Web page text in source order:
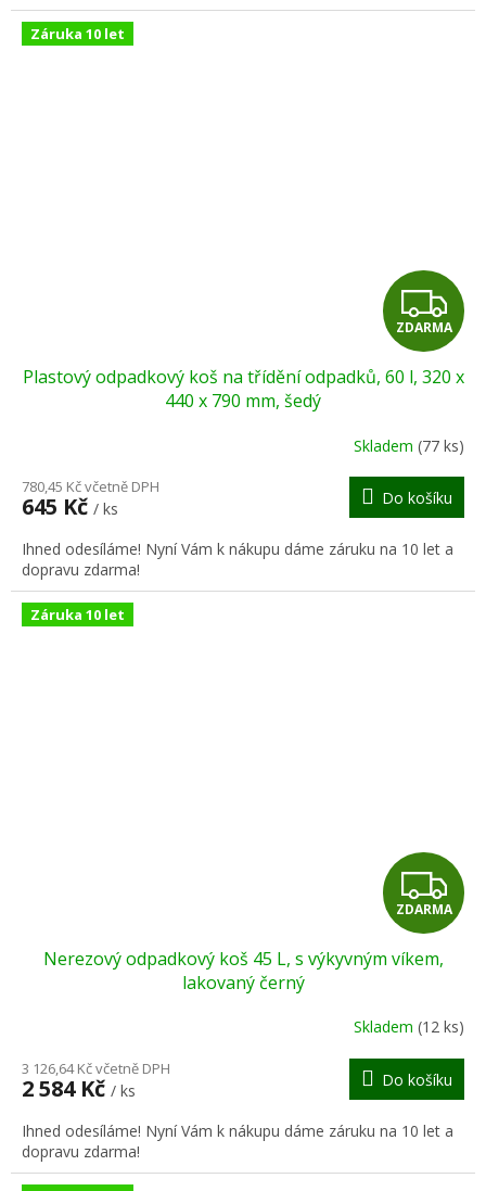
Záruka 10 let
Z
D
A
R
M
A
ZDARMA
Plastový odpadkový koš na třídění odpadků, 60 l, 320 x
440 x 790 mm, šedý
Skladem (77 ks)
780,45 Kč včetně DPH
645 Kč / ks
Do košíku
Ihned odesíláme! Nyní Vám k nákupu dáme záruku na 10 let a
dopravu zdarma!
Záruka 10 let
Z
D
R
M
A
ZDARMA
Nerezový odpadkový koš 45 L, s výkyvným víkem,
lakovaný černý
Skladem (12 ks)
3 126,64 Kč včetně DPH
2 584 Kč / ks
Do košíku
Ihned odesíláme! Nyní Vám k nákupu dáme záruku na 10 let a
dopravu zdarma!